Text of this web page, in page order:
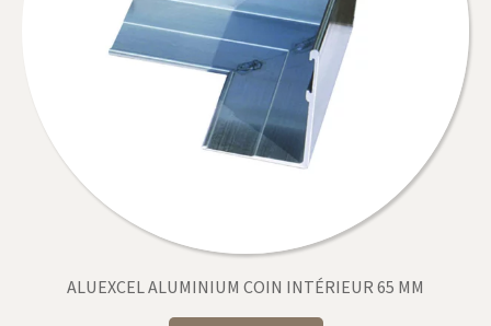
ALUEXCEL ALUMINIUM COIN INTÉRIEUR 65 MM